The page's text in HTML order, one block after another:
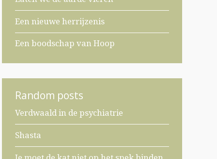
Een nieuwe herrijzenis
Een boodschap van Hoop
Random posts
Verdwaald in de psychiatrie
Shasta